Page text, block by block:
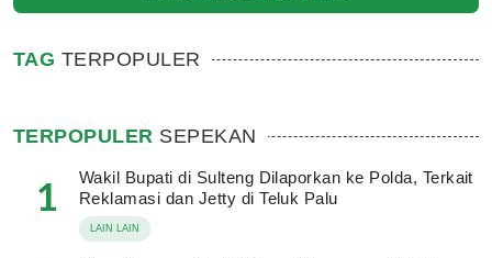
TAG TERPOPULER
TERPOPULER SEPEKAN
1
Wakil Bupati di Sulteng Dilaporkan ke Polda, Terkait
Reklamasi dan Jetty di Teluk Palu
LAIN LAIN